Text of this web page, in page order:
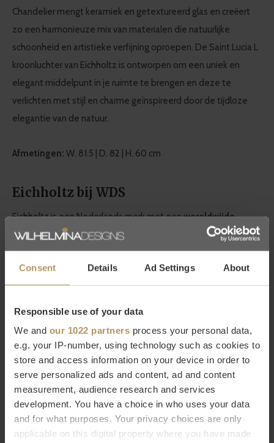
Consent Details Ad Settings About
Responsible use of your data
We and our 1022 partners process your personal data,
e.g. your IP-number, using technology such as cookies to
store and access information on your device in order to
serve personalized ads and content, ad and content
measurement, audience research and services
development. You have a choice in who uses your data
and for what purposes. Your privacy choices are only
applicable on this digital property where you have made
Chandelier mengt keramiek en getextureerd glas en creëert
zo een harmonieuze mix van materialen die natuurlijke
schoonheid en artistieke verfijning oproepen. De Saint Lucia L
kroonluchter van Eichholtz is ontworpen om een uniek en
elegant middelpunt in je ruimte te brengen en deze te
verlichten met stijl en charme geïnspireerd door de tijdloze
elegantie van de natuur.
Afmetingen: W. 81.5 | D. 82 | H. 60 cm
Eichholtz bij WDS
Eichholtz is een Nederlands merk met eenwereldwijde
bekendheidin de woonwereld en bestaat ruim twintig jaar. Zij
staan voor een hoogwaardige kwaliteit, werken metluxe
detailsen hebben een zeer grote collectie in meubels en
woonaccessoires. Bij WDS vind je eengrote selectie van
Eichholtz producten die naadloos aansluiten bij de
door de decoratieve producten van Eichholtz die aan elk
interieur iets moois toevoegen!
Wil je meer weten over Eichholtz of ben je op zoek naar een
specifiek product? Neem dan contact op met
onzeklantenservice.Direct bestellen kan natuurlijk ook,het